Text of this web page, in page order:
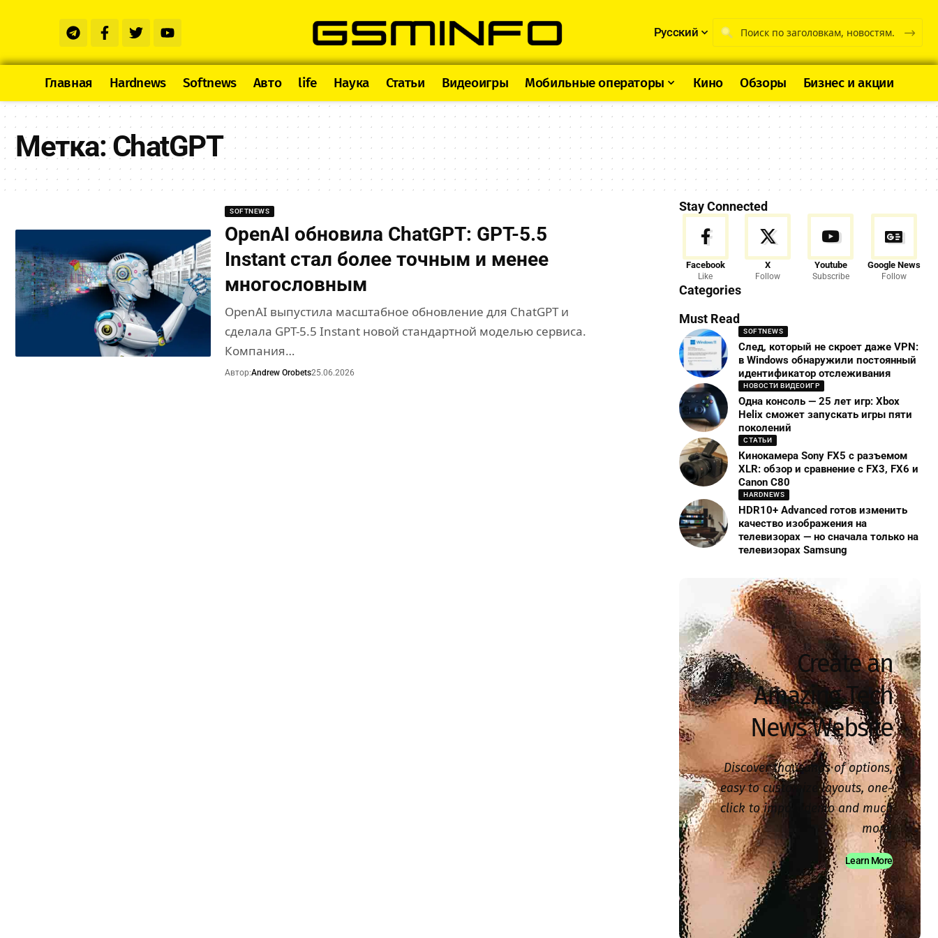
Русский
Главная Hardnews Softnews Авто life Наука Статьи Видеоигры Мобильные операторы Кино Обзоры Бизнес и акции
Метка:ChatGPT
SOFTNEWS
OpenAI обновила ChatGPT: GPT-5.5
Instant стал более точным и менее
многословным
OpenAI выпустила масштабное обновление для ChatGPT и
сделала GPT-5.5 Instant новой стандартной моделью сервиса.
Компания…
Автор:Andrew Orobets25.06.2026
Stay Connected
Facebook
Like
X
Follow
Youtube
Subscribe
Google News
Follow
Categories
Must Read
SOFTNEWS
След, который не скроет даже VPN:
в Windows обнаружили постоянный
идентификатор отслеживания
НОВОСТИ ВИДЕОИГР
Одна консоль — 25 лет игр: Xbox
Helix сможет запускать игры пяти
поколений
СТАТЬИ
Кинокамера Sony FX5 с разъемом
XLR: обзор и сравнение с FX3, FX6 и
Canon C80
HARDNEWS
HDR10+ Advanced готов изменить
качество изображения на
телевизорах — но сначала только на
телевизорах Samsung
Create an
Amazing Tech
News Website
Discover thousands of options,
easy to customize layouts, one-
click to import demo and much
more.
Learn More